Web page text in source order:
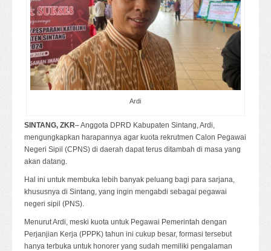
Ardi
SINTANG, ZKR– Anggota DPRD Kabupaten Sintang, Ardi,
mengungkapkan harapannya agar kuota rekrutmen Calon Pegawai
Negeri Sipil (CPNS) di daerah dapat terus ditambah di masa yang
akan datang.
Hal ini untuk membuka lebih banyak peluang bagi para sarjana,
khususnya di Sintang, yang ingin mengabdi sebagai pegawai
negeri sipil (PNS).
Menurut Ardi, meski kuota untuk Pegawai Pemerintah dengan
Perjanjian Kerja (PPPK) tahun ini cukup besar, formasi tersebut
hanya terbuka untuk honorer yang sudah memiliki pengalaman